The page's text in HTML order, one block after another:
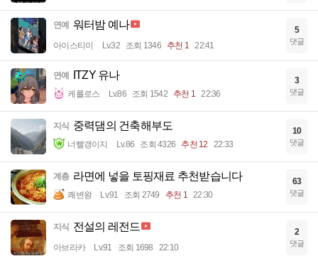
연예 워터밤 예나
아이스티이 Lv.32 조회 1346 추천 1 22:41
5
댓글
연예 ITZY 유나
케를로스 Lv.86 조회 1542 추천 1 22:36
3
댓글
지식 중력댐의 건축해부도
너빨갱이지 Lv.86 조회 4326 추천 12 22:33
10
댓글
계층 라면에 넣을 토핑재료 추천받습니다
쾌변왕 Lv.91 조회 2749 추천 1 22:30
63
댓글
지식 전설의 레전드
아브라카 Lv.91 조회 1698 22:10
2
댓글